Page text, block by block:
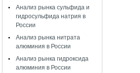
Анализ рынка сульфида и
гидросульфида натрия в
России
Анализ рынка нитрата
алюминия в России
Анализ рынка гидроксида
алюминия в России